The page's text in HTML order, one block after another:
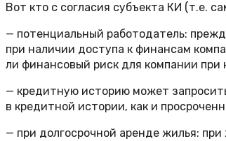
Вот кто с согласия субъекта КИ (т.е.
— потенциальный работодатель:
при наличии доступа к финансам
ли финансовый риск для компании
— кредитную историю может
в кредитной истории, как и
— при долгосрочной аренде жилья: